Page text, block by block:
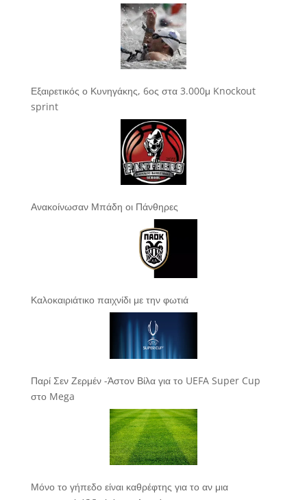
Εξαιρετικός ο Κυνηγάκης, 6ος στα 3.000μ Knockout
sprint
Ανακοίνωσαν Μπάδη οι Πάνθηρες
Καλοκαιριάτικο παιχνίδι με την φωτιά
Παρί Σεν Ζερμέν -Άστον Βίλα για το UEFA Super Cup
στο Mega
Μόνο το γήπεδο είναι καθρέφτης για το αν μια